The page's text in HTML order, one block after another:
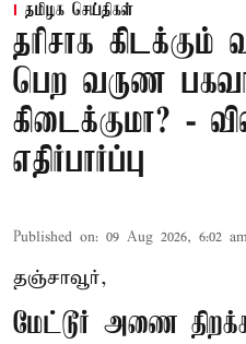
தமிழக செய்திகள்
தரிசாக கிடக்கும்
பெற வருண
கிடைக்குமா? -
எதிர்பார்ப்பு
Published on: 09 Aug 2026, 6:02
தஞ்சாவூர்,
மேட்டூர் அணை